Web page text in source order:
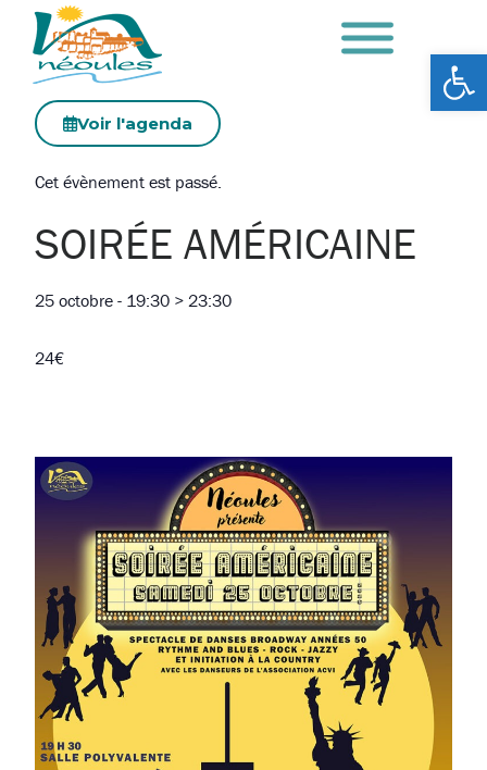
Voir l'agenda
Cet évènement est passé.
SOIRÉE AMÉRICAINE
25 octobre - 19:30 >23:30
24€